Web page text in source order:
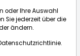
oder Ihre Auswahl
Sie jederzeit über die
ändern.
.